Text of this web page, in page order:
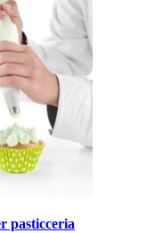
pasticceria